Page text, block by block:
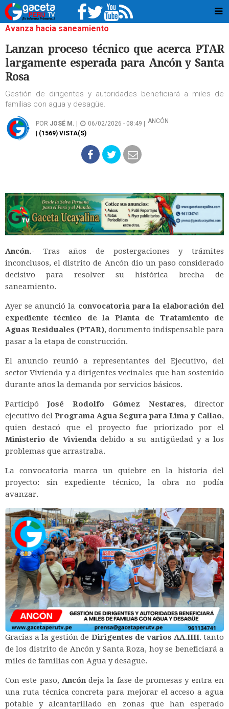
Avanza hacia saneamiento
Lanzan proceso técnico que acerca PTAR
largamente esperada para Ancón y Santa
Rosa
Gestión de dirigentes y autoridades beneficiará a miles de
familias con agua y desagüe.
POR JOSÉ M. 06/02/2026 - 08:49 |
ANCÓN
| (1569) VISTA(S)
Ancón.- Tras años de postergaciones y trámites
inconclusos, el distrito de Ancón dio un paso considerado
decisivo para resolver su histórica brecha de
saneamiento.
Ayer se anunció la convocatoria para la elaboración del
expediente técnico de la Planta de Tratamiento de
Aguas Residuales (PTAR), documento indispensable para
pasar a la etapa de construcción.
El anuncio reunió a representantes del Ejecutivo, del
sector Vivienda y a dirigentes vecinales que han sostenido
durante años la demanda por servicios básicos.
ParticipóJosé Rodolfo Gómez Nestares, director
ejecutivo del Programa Agua Segura para Lima y Callao,
quien destacó que el proyecto fue priorizado por el
Ministerio de Vivienda debido a su antigüedad y a los
problemas que arrastraba.
La convocatoria marca un quiebre en la historia del
proyecto: sin expediente técnico, la obra no podía
avanzar.
Gracias a la gestión de Dirigentes de varios AA.HH. tanto
de los distrito de Ancón y Santa Roza, hoy se beneficiará a
miles de familias con Agua y desague.
Con este paso, Ancóndeja la fase de promesas y entra en
una ruta técnica concreta para mejorar el acceso a agua
potable y alcantarillado en zonas que han esperado